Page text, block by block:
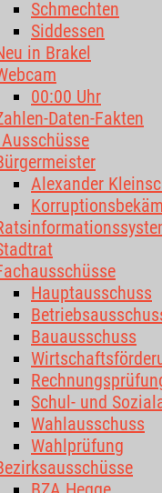
Schmechten
Siddessen
in Brakel
00:00 Uhr
Daten-Fakten
Alexander
Hauptausschuss
Bauausschuss
Schul- und
Wahlausschuss
Wahlprüfung